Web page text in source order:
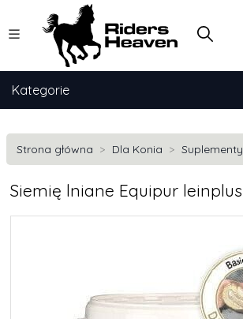
Kategorie
Strona główna Dla Konia Suplementy
Siemię lniane Equipur leinplus